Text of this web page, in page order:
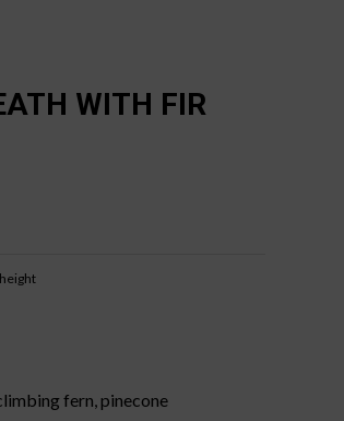
WITH FIR
climbing fern, pinecone